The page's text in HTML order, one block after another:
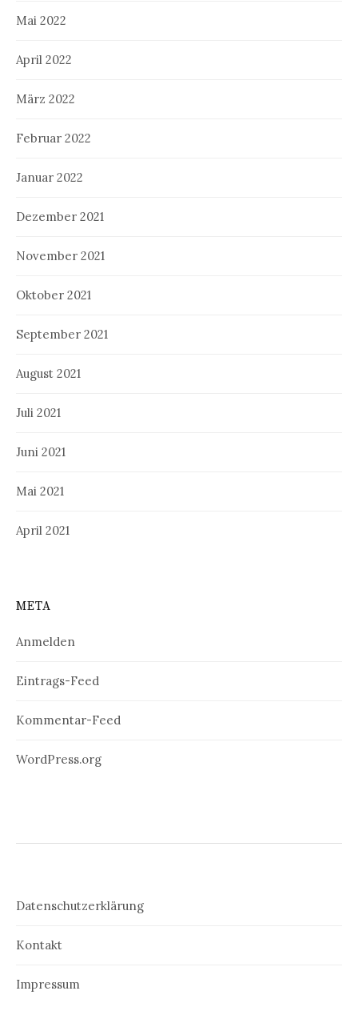
Mai 2022
April 2022
März 2022
Februar 2022
Januar 2022
Dezember 2021
November 2021
Oktober 2021
September 2021
August 2021
Juli 2021
Juni 2021
Mai 2021
April 2021
META
Anmelden
Eintrags-Feed
Kommentar-Feed
WordPress.org
Datenschutzerklärung
Kontakt
Impressum